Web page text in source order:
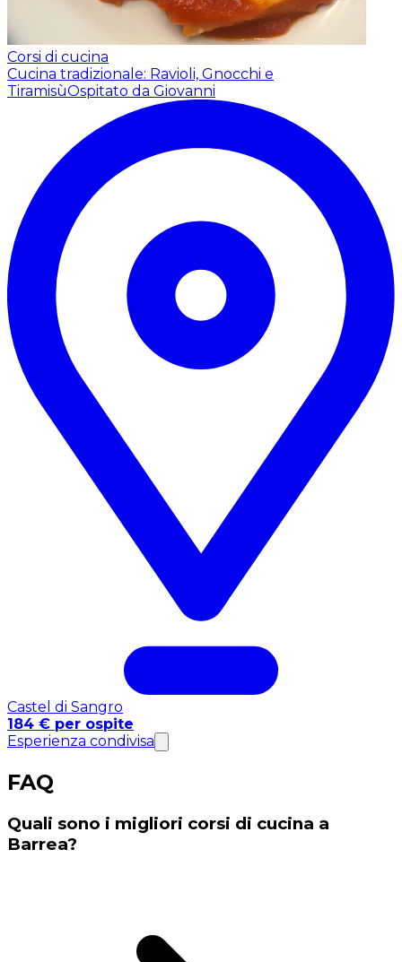
Corsi di cucina
Cucina tradizionale: Ravioli, Gnocchi e
TiramisùOspitato da Giovanni
Castel di Sangro
184 € per ospite
Esperienza condivisa
FAQ
Quali sono i migliori corsi di cucina a
Barrea?